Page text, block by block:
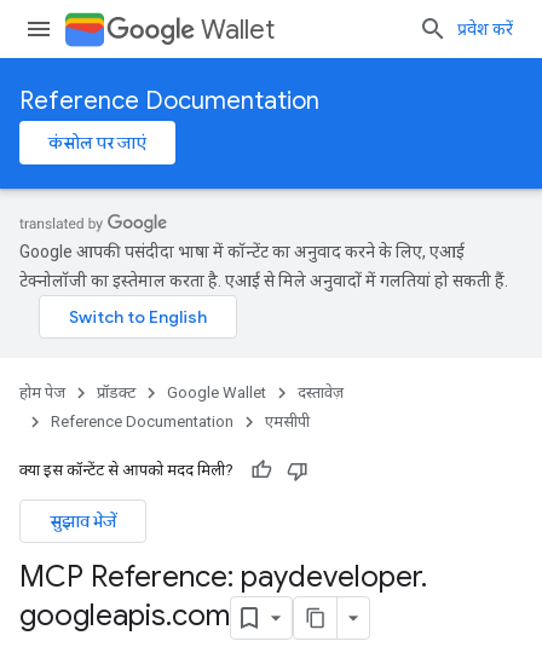
Wallet प्रवेश करें
Reference Documentation
कंसोल पर जाएं
Google आपकी पसंदीदा भाषा में कॉन्टेंट का अनुवाद करने के लिए, एआई
टेक्नोलॉजी का इस्तेमाल करता है. एआई से मिले अनुवादों में गलतियां हो सकती हैं.
होम पेज प्रॉडक्ट Google Wallet
दस्तावेज़
Reference Documentation
एमसीपी
क्या इस कॉन्टेंट से आपको मदद मिली?
सुझाव भेजें
MCP Reference: paydeveloper.
googleapis.com